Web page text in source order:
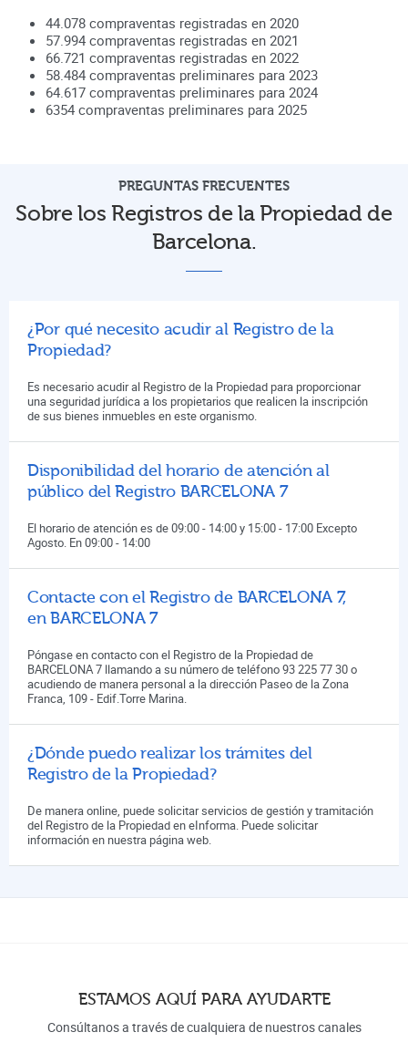
44.078 compraventas registradas en 2020
57.994 compraventas registradas en 2021
66.721 compraventas registradas en 2022
58.484 compraventas preliminares para 2023
64.617 compraventas preliminares para 2024
6354 compraventas preliminares para 2025
PREGUNTAS FRECUENTES
Sobre los Registros de la Propiedad de
Barcelona.
¿Por qué necesito acudir al Registro de la
Propiedad?
Es necesario acudir al Registro de la Propiedad para proporcionar
una seguridad jurídica a los propietarios que realicen la inscripción
de sus bienes inmuebles en este organismo.
Disponibilidad del horario de atención al
público del Registro BARCELONA 7
El horario de atención es de 09:00 - 14:00 y 15:00 - 17:00 Excepto
Agosto. En 09:00 - 14:00
Contacte con el Registro de BARCELONA 7,
en BARCELONA 7
Póngase en contacto con el Registro de la Propiedad de
BARCELONA 7 llamando a su número de teléfono 93 225 77 30 o
acudiendo de manera personal a la dirección Paseo de la Zona
Franca, 109 - Edif.Torre Marina.
¿Dónde puedo realizar los trámites del
Registro de la Propiedad?
De manera online, puede solicitar servicios de gestión y tramitación
del Registro de la Propiedad en eInforma. Puede solicitar
información en nuestra página web.
ESTAMOS AQUÍ PARA AYUDARTE
Consúltanos a través de cualquiera de nuestros canales